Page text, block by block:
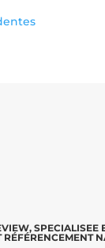
RÉFÉRENCEMENT